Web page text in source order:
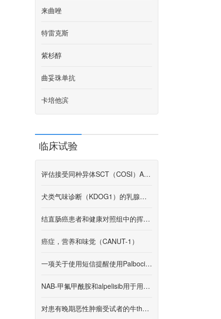
来曲唑
特雷克斯
紫杉醇
曲妥珠单抗
卡培他滨
临床试验
评估接受同种异体SCT（COSI）AML和MD的成年人结果影响的治疗试验
犬类气味诊断（KDOG1）的乳腺癌诊断（KDOG1）
结直肠癌患者和健康对照组中的挥发性有机化合物（VOC）谱。
癌症，营养和味觉（CANUT-1）
一项关于使用短信提醒使用Palbociclib的研究
NAB-甲氟甲酰胺和alpelisib用于用PIK3CA或PTEN改变的蒽环类药物治疗难治性三重阴性乳腺癌
对患有晚期恶性肿瘤受试者的牛thotinib的研究